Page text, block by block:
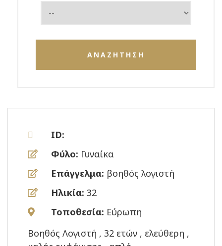
ΑΝΑΖΗΤΗΣΗ
ID:
Φύλο: Γυναίκα
Επάγγελμα: βοηθός λογιστή
Ηλικία: 32
Τοποθεσία: Εύρωπη
Βοηθός Λογιστή , 32 ετών , ελεύθερη ,